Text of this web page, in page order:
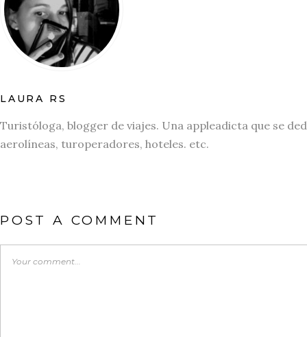
LAURA RS
Turistóloga, blogger de viajes. Una appleadicta que se
aerolíneas, turoperadores, hoteles. etc.
POST A COMMENT